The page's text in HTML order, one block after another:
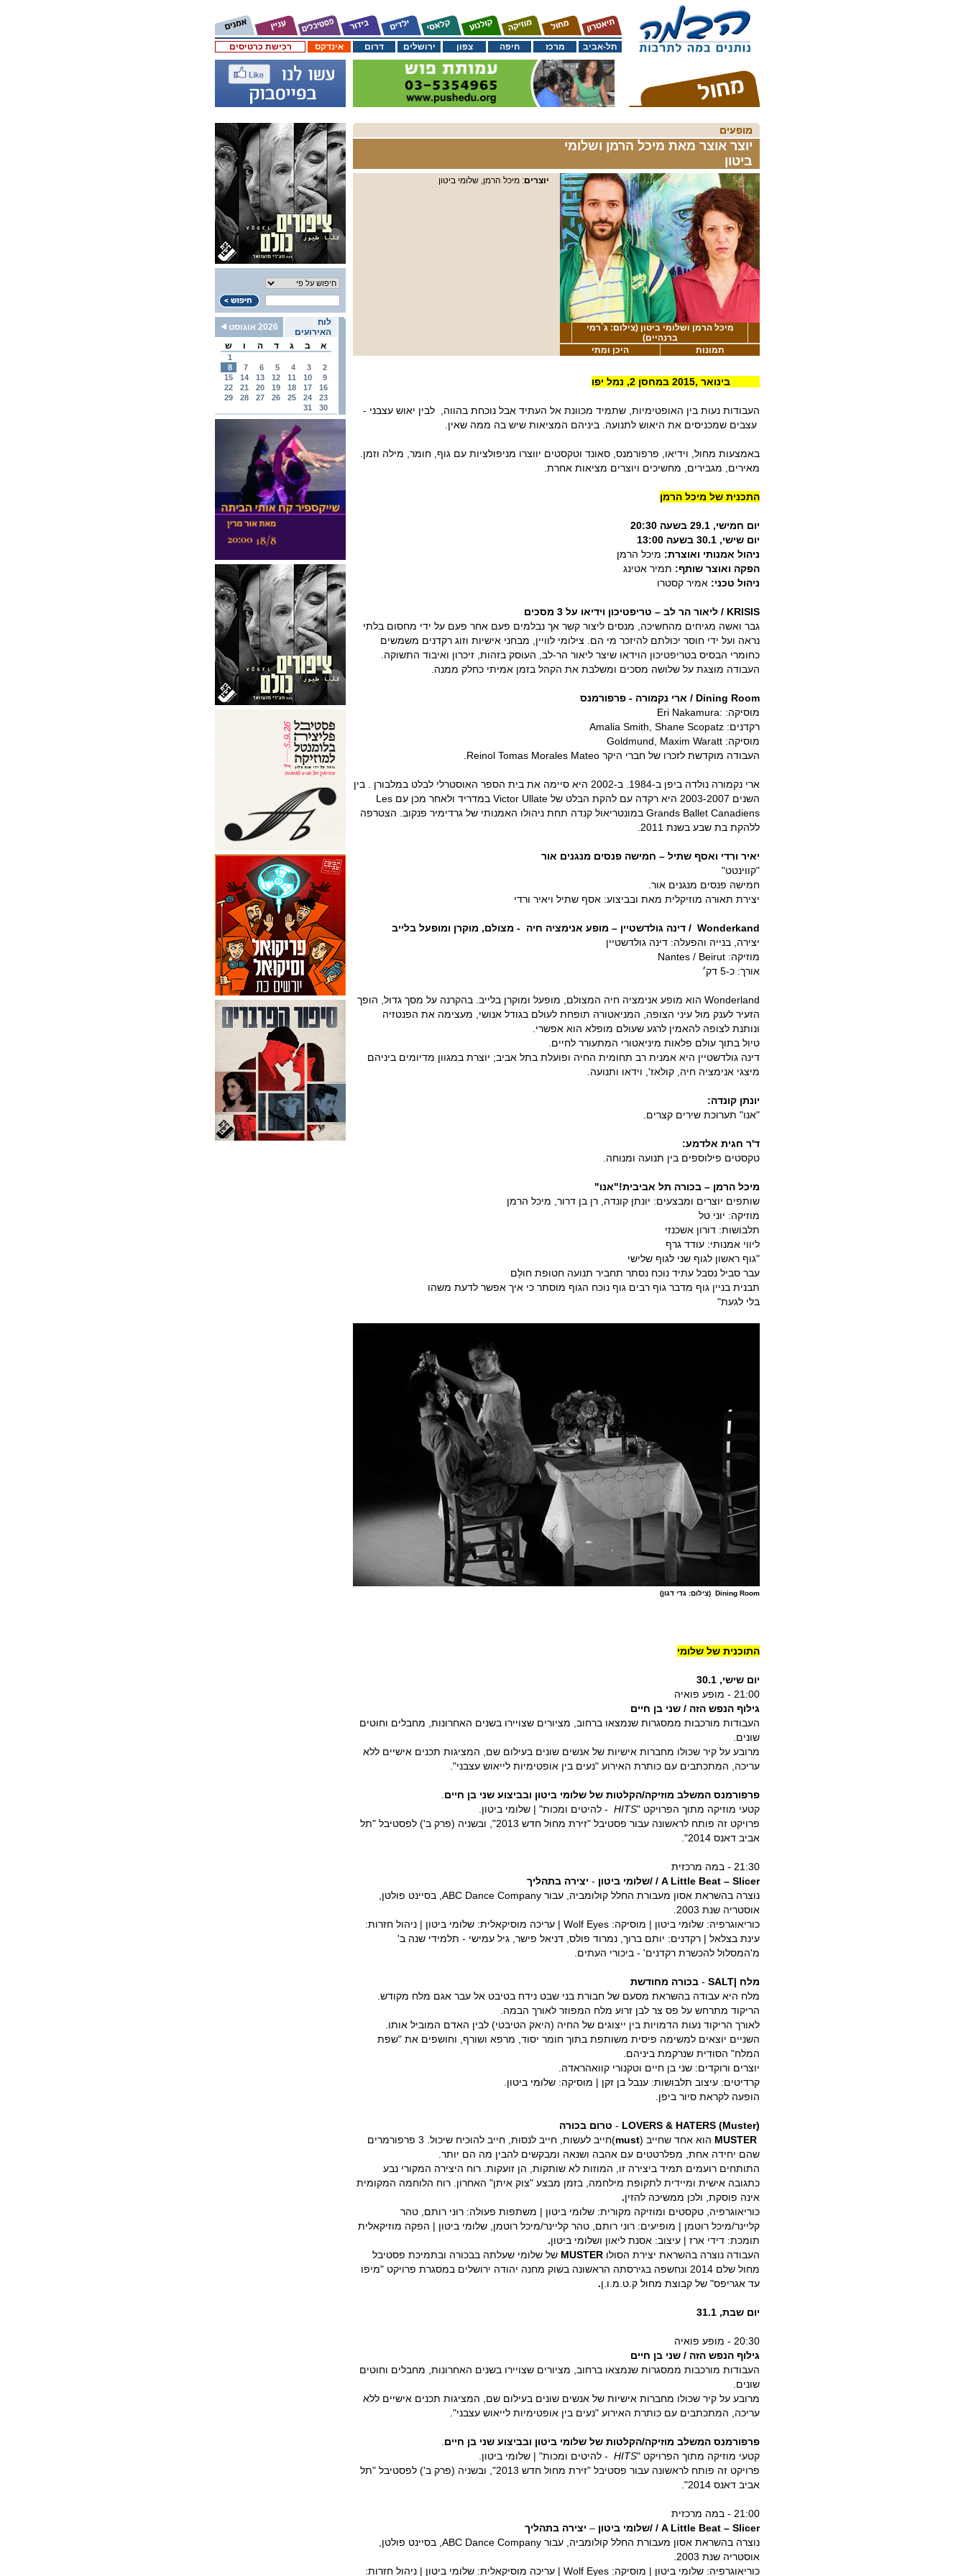
רכישת כרטיסים אינדקס דרום ירושלים צפון חיפה מרכז תל-אביב
לוח
האירועים
2026 אוגוסט
א
ב ג ד ה ו ש
1
2
3
4
5
6
7
8
9
10
11
12
13
14
15
16
17
18
19
20
21
22
23
24
25
26
27
28
29
30
31
מופעים
יוצר אוצר מאת מיכל הרמן ושלומי
ביטון
יוצרים: מיכל הרמן, שלומי ביטון
מיכל הרמן ושלומי ביטון (צילום: ג`רמי
ברנהיים)
תמונות
היכן ומתי
העבודות נעות בין האופטימיות, שתמיד מכוונת אל העתיד אבל נוכחת בהווה, לבין יאוש עצבני -
עצבים שמכניסים את היאוש לתנועה. ביניהם המציאות שיש בה ממה שאין.
באמצעות מחול, וידיאו, פרפורמנס, סאונד וטקסטים יווצרו מניפולציות עם גוף, חומר, מילה וזמן.
מאירים, מגבירים, מחשיכים ויוצרים מציאות אחרת.
התכנית של מיכל הרמן
יום חמישי, 29.1 בשעה 20:30
יום שישי, 30.1 בשעה 13:00
ניהול אמנותי ואוצרת: מיכל הרמן
הפקה ואוצר שותף: תמיר אטינג
ניהול טכני: אמיר קסטרו
KRISIS / ליאור הר לב – טריפטיכון וידיאו על 3 מסכים
גבר ואשה מגיחים מהחשיכה, מנסים ליצור קשר אך נבלמים פעם אחר פעם על ידי מחסום בלתי
נראה ועל ידי חוסר יכולתם להיזכר מי הם. צילומי לוויין, מבחני אישיות וזוג רקדנים משמשים
כחומרי הבסיס בטריפטיכון הוידאו שיצר ליאור הר-לב, העוסק בזהות, זיכרון ואיבוד התשוקה.
העבודה מוצגת על שלושה מסכים ומשלבת את הקהל בזמן אמיתי כחלק ממנה.
Dining Room / ארי נקמורה - פרפורמנס
מוסיקה: :Eri Nakamura
רקדנים: Amalia Smith, Shane Scopatz
מוסיקה: Goldmund, Maxim Waratt
העבודה מוקדשת לזכרו של חברי היקר Reinol Tomas Morales Mateo.
ארי נקמורה נולדה ביפן ב-1984. ב-2002 היא סיימה את בית הספר האוסטרלי לבלט במלבורן . בין
השנים 2003-2007 היא רקדה עם להקת הבלט של Victor Ullate במדריד ולאחר מכן עם Les
Grands Ballet Canadiens במונטריאול קנדה תחת ניהולו האמנותי של גרדימיר פנקוב. הצטרפה
ללהקת בת שבע בשנת 2011.
יאיר ורדי ואסף שתיל – חמישה פנסים מנגנים אור
"קווינטט"
חמישה פנסים מנגנים אור.
יצירת תאורה מוזיקלית מאת ובביצוע: אסף שתיל ויאיר ורדי
Wonderkand / דינה גולדשטיין – מופע אנימציה חיה - מצולם, מוקרן ומופעל בלייב
יצירה, בנייה והפעלה: דינה גולדשטיין
מוזיקה: Nantes / Beirut
אורך: כ-5 דק׳
Wonderland הוא מופע אנימציה חיה המצולם, מופעל ומוקרן בלייב. בהקרנה על מסך גדול, הופך
הזעיר לענק מול עיני הצופה, המניאטורה תופחת לעולם בגודל אנושי, מעצימה את הפנטזיה
ונותנת לצופה להאמין לרגע שעולם מופלא הוא אפשרי.
טיול בתוך עולם פלאות מיניאטורי המתעורר לחיים.
דינה גולדשטיין היא אמנית רב תחומית החיה ופועלת בתל אביב; יוצרת במגוון מד­­יומים ביניהם
מיצגי אנימציה חיה, קולאז', וידאו ותנועה.
יונתן קונדה:
"אנו" תערוכת שירים קצרים.
ד'ר חגית אלדמע:
טקסטים פילוספים בין תנועה ומנוחה.
מיכל הרמן – בכורה תל אביבית!"אנו"
שותפים יוצרים ומבצעים: יונתן קונדה, רן בן דרור, מיכל הרמן
מוזיקה: יוני טל
תלבושות: דורון אשכנזי
ליווי אמנותי: עודד גרף
"גוף ראשון לגוף שני לגוף שלישי
עבר סביל נסבל עתיד נוכח נסתר תחביר תנועה חטופת חולָם
תבנית בניין גוף מדבר גוף רבים גוף נוכח הגוף מוסתר כי איך אפשר לדעת משהו
בלי לגעת"
Dining Room (צילום: גדי דגון)
התוכנית של שלומי
יום שישי, 30.1
21:00 - מופע פואיה
גילוף הנפש הזה / שני בן חיים
העבודות מורכבות ממסגרות שנמצאו ברחוב, מציורים שצויירו בשנים האחרונות, מחבלים וחוטים
שונים.
מרובע על קיר שכולו מחברות אישיות של אנשים שונים בעילום שם, המציגות תכנים אישיים ללא
עריכה, המתכתבים עם כותרת האירוע "נעים בין אופטימיות לייאוש עצבני".
פרפורמנס המשלב מוזיקה/הקלטות של שלומי ביטון ובביצוע שני בן חיים
קטעי מוזיקה מתוך הפרויקט "HITS - להיטים ומכות" | שלומי ביטון.
פרויקט זה פותח לראשונה עבור פסטיבל "זירת מחול חדש 2013", ובשניה (פרק ב') לפסטיבל "תל
אביב דאנס 2014".
21:30 - במה מרכזית
A Little Beat – Slicer / /שלומי ביטון - יצירה בתהליך
נוצרה בהשראת אסון מעבורת החלל קולומביה, עבור ABC Dance Company, בסיינט פולטן,
אוסטריה שנת 2003.
כוריאוגרפיה: שלומי ביטון | מוסיקה: Wolf Eyes | עריכה מוסיקאלית: שלומי ביטון | ניהול חזרות:
עינת בצלאל | רקדנים: יותם ברוך, נמרוד פולס, דניאל פישר, גיל עמישי - תלמידי שנה ב'
מ'המסלול להכשרת רקדנים' - ביכורי העתים.
מלח |SALT
- בכורה מחודשת
מלח היא עבודה בהשראת מסעם של חבורת בני שבט נידח בטיבט אל עבר אגם מלח מקודש.
הריקוד מתרחש על פס צר לבן זרוע מלח המפוזר לאורך הבמה.
לאורך הריקוד נעות הדמויות בין ייצוגים של החיה (היאק הטיבטי) לבין האדם המוביל אותו.
השניים יוצאים למשימה פיסית משותפת בתוך חומר יסוד, מרפא ושורף, וחושפים את "שפת
המלח" הסודית שנרקמת ביניהם.
יוצרים ורוקדים: שני בן חיים וטקנורי קוואהראדה.
קרדיטים: עיצוב תלבושות: ענבל בן זקן | מוסיקה: שלומי ביטון.
הופעה לקראת סיור ביפן.
LOVERS & HATERS (Muster)
- טרום בכורה
הוא אחד שחייב (must
)חייב לעשות, חייב לנסות, חייב להוכיח שיכול. 3 פרפורמרים
שהם יחידה אחת, מפלרטטים עם אהבה ושנאה ומבקשים להבין מה הם יותר.
התותחים רועמים תמיד ביצירה זו, המוזות לא שותקות, הן זועקות. רוח היצירה המקורי נבע
כתגובה אישית ומיידית לתקופת מילחמה, בזמן מבצע "צוק איתן" האחרון. רוח הלוחמה המקומית
אינה פוסקת, ולכן ממשיכה להזין.
כוריאוגרפיה, טקסטים ומוזיקה מקורית: שלומי ביטון | משתפות פעולה: רוני רותם, טהר
קליינר/מיכל רוטמן | מופיעים: רוני רותם, טהר קליינר/מיכל רוטמן, שלומי ביטון | הפקה מוזיקאלית
תומכת: דידי ארז | עיצוב: אסנת ליאון ושלומי ביטון.
העבודה נוצרה בהשראת יצירת הסולו
של שלומי שעלתה בבכורה ובתמיכת פסטיבל
מחול שלם 2014 ונחשפה בגירסתה הראשונה בשוק מחנה יהודה ירושלים במסגרת פרויקט "מיפו
עד אגריפס" של קבוצת מחול ק.ט.מ.ו.ן.
יום שבת, 31.1
20:30 - מופע פואיה
גילוף הנפש הזה / שני בן חיים
העבודות מורכבות ממסגרות שנמצאו ברחוב, מציורים שצויירו בשנים האחרונות, מחבלים וחוטים
שונים.
מרובע על קיר שכולו מחברות אישיות של אנשים שונים בעילום שם, המציגות תכנים אישיים ללא
עריכה, המתכתבים עם כותרת האירוע "נעים בין אופטימיות לייאוש עצבני".
פרפורמנס המשלב מוזיקה/הקלטות של שלומי ביטון ובביצוע שני בן חיים
קטעי מוזיקה מתוך הפרויקט "HITS - להיטים ומכות" | שלומי ביטון.
פרויקט זה פותח לראשונה עבור פסטיבל "זירת מחול חדש 2013", ובשניה (פרק ב') לפסטיבל "תל
אביב דאנס 2014".
21:00 - במה מרכזית
A Little Beat – Slicer / /שלומי ביטון – יצירה בתהליך
נוצרה בהשראת אסון מעבורת החלל קולומביה, עבור ABC Dance Company, בסיינט פולטן,
אוסטריה שנת 2003.
כוריאוגרפיה: שלומי ביטון | מוסיקה: Wolf Eyes | עריכה מוסיקאלית: שלומי ביטון | ניהול חזרות: